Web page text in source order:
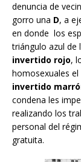
denuncia de
gorro una D, a
en donde los
triángulo azul de
invertido rojo,
homosexuales el
invertido
condena les
realizando los
personal del
gratuita.